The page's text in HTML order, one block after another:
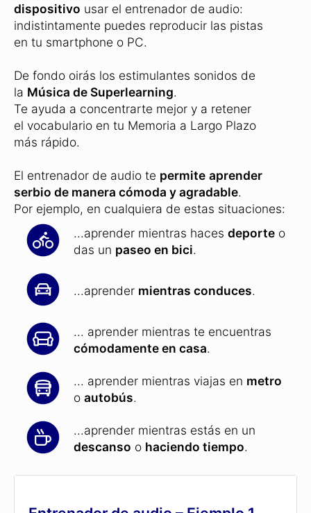
dispositivo usar el entrenador de audio:
indistintamente puedes reproducir las pistas
en tu smartphone o PC.
De fondo oirás los estimulantes sonidos de
la Música de Superlearning.
Te ayuda a concentrarte mejor y a retener
el vocabulario en tu Memoria a Largo Plazo
más rápido.
El entrenador de audio te permite aprender
serbio de manera cómoda y agradable.
Por ejemplo, en cualquiera de estas situaciones:
...aprender mientras haces deporte o
das un paseo en bici.
...aprender mientras conduces.
... aprender mientras te encuentras
cómodamente en casa.
... aprender mientras viajas en metro
o autobús.
...aprender mientras estás en un
descanso o haciendo tiempo.